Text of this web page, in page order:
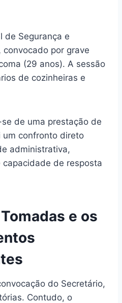
de Segurança e
, convocado por grave
(29 anos). A sessão
de cozinheiras e
de uma prestação de
um confronto direto
administrativa,
de resposta
e os
do Secretário,
Contudo, o